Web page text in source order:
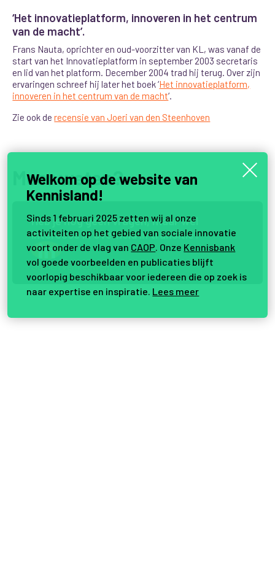
‘Het innovatieplatform, innoveren in het centrum
van de macht’.
Frans Nauta, oprichter en oud-voorzitter van KL, was vanaf de
start van het Innovatieplatform in september 2003 secretaris
en lid van het platform. December 2004 trad hij terug. Over zijn
ervaringen schreef hij later het boek ‘Het innovatieplatform,
innoveren in het centrum van de macht‘.
Zie ook derecensie van Joeri van den Steenhoven
Meer weten?
Hebjenoggeenvragen, maa rwe
interesse in Overheidintr ansitie ?
Samen vernieuwen.
Welkom op de website van
Kennisland!
Sinds 1 februari 2025 zetten wij al onze
activiteiten op het gebied van sociale innovatie
voort onder de vlag van CAOP. Onze Kennisbank
vol goede voorbeelden en publicaties blijft
voorlopig beschikbaar voor iedereen die op zoek is
naar expertise en inspiratie. Lees meer